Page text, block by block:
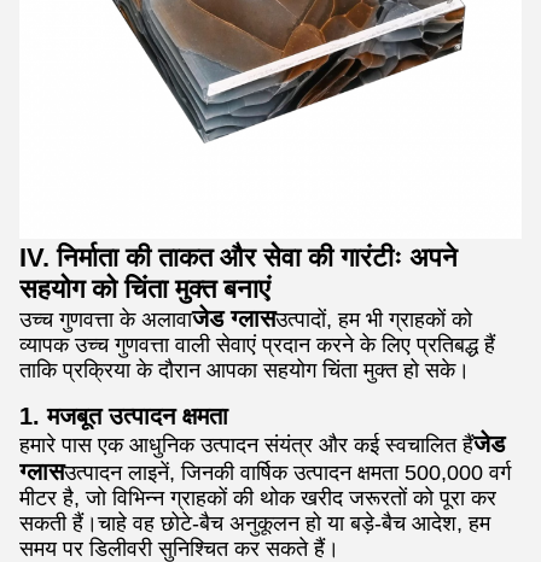
IV. निर्माता की ताकत और सेवा की गारंटीः अपने
सहयोग को चिंता मुक्त बनाएं
उच्च गुणवत्ता के अलावाजेड ग्लासउत्पादों, हम भी ग्राहकों को
व्यापक उच्च गुणवत्ता वाली सेवाएं प्रदान करने के लिए प्रतिबद्ध हैं
ताकि प्रक्रिया के दौरान आपका सहयोग चिंता मुक्त हो सके।
1. मजबूत उत्पादन क्षमता
हमारे पास एक आधुनिक उत्पादन संयंत्र और कई स्वचालित हैंजेड
ग्लासउत्पादन लाइनें, जिनकी वार्षिक उत्पादन क्षमता 500,000 वर्ग
मीटर है, जो विभिन्न ग्राहकों की थोक खरीद जरूरतों को पूरा कर
सकती हैं।चाहे वह छोटे-बैच अनुकूलन हो या बड़े-बैच आदेश, हम
समय पर डिलीवरी सुनिश्चित कर सकते हैं।